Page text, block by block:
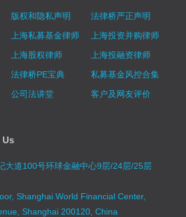
版权和隐私声明
法律桥严正声明
上海私募基金律师
上海投资并购律师
上海股权律师
上海投融资律师
法律桥PE宝典
私募基金风控合集
公司法讲堂
客户及网友评价
Us
大道100号环球金融中心9层/24层/25层
Shanghai World Financial Center,
Shanghai 200120, China